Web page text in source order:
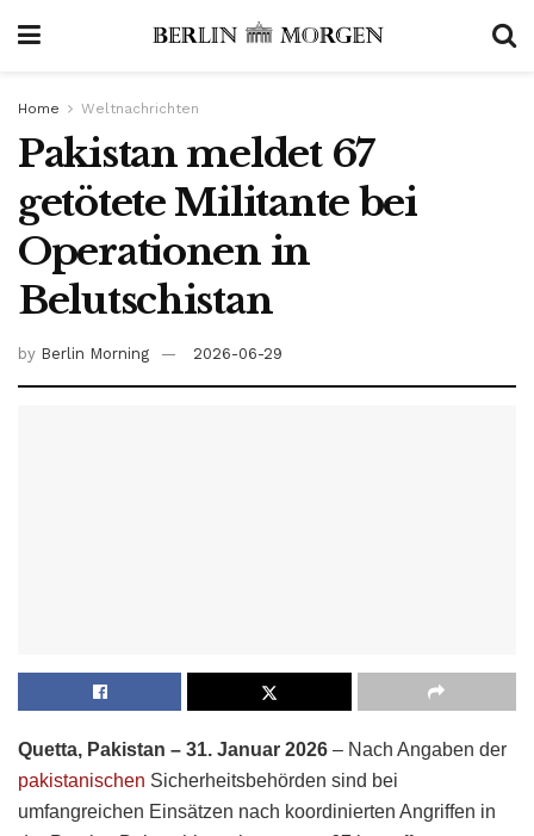
Home Weltnachrichten
Pakistan meldet 67
getötete Militante bei
Operationen in
Belutschistan
by Berlin Morning 2026-06-29
Quetta, Pakistan – 31. Januar 2026 – Nach Angaben der
pakistanischen Sicherheitsbehörden sind bei
umfangreichen Einsätzen nach koordinierten Angriffen in